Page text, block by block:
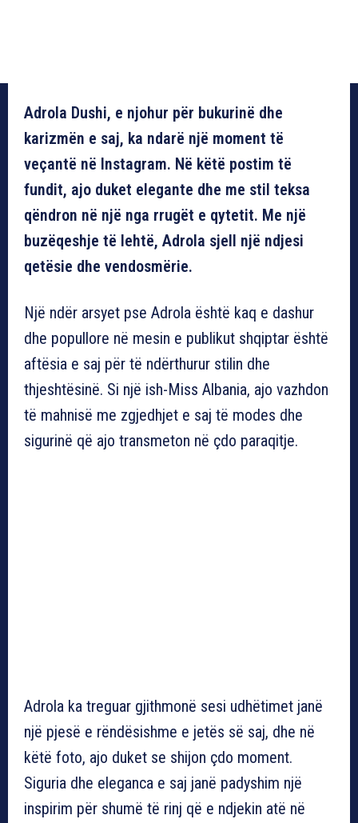
Adrola Dushi, e njohur për bukurinë dhe
karizmën e saj, ka ndarë një moment të
veçantë në Instagram. Në këtë postim të
fundit, ajo duket elegante dhe me stil teksa
qëndron në një nga rrugët e qytetit. Me një
buzëqeshje të lehtë, Adrola sjell një ndjesi
qetësie dhe vendosmërie.
Një ndër arsyet pse Adrola është kaq e dashur
dhe popullore në mesin e publikut shqiptar është
aftësia e saj për të ndërthurur stilin dhe
thjeshtësinë. Si një ish-Miss Albania, ajo vazhdon
të mahnisë me zgjedhjet e saj të modes dhe
sigurinë që ajo transmeton në çdo paraqitje.
Adrola ka treguar gjithmonë sesi udhëtimet janë
një pjesë e rëndësishme e jetës së saj, dhe në
këtë foto, ajo duket se shijon çdo moment.
Siguria dhe eleganca e saj janë padyshim një
inspirim për shumë të rinj që e ndjekin atë në